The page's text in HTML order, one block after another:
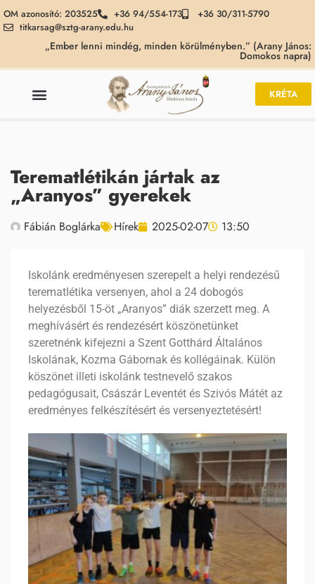
OM azonosító: 203525 +36 94/554-173
+36 30/311-5790
titkarsag@sztg-arany.edu.hu
„Ember lenni mindég, minden körülményben.” (Arany János:
Domokos napra)
KRÉTA
Terematlétikán jártak az
„Aranyos” gyerekek
Fábián Boglárka Hírek 2025-02-07 13:50
Iskolánk eredményesen szerepelt a helyi rendezésű
terematlétika versenyen, ahol a 24 dobogós
helyezésből 15-öt „Aranyos” diák szerzett meg. A
meghívásért és rendezésért köszönetünket
szeretnénk kifejezni a Szent Gotthárd Általános
Iskolának, Kozma Gábornak és kollégáinak. Külön
köszönet illeti iskolánk testnevelő szakos
pedagógusait, Császár Leventét és Szivós Mátét az
eredményes felkészítésért és versenyeztetésért!